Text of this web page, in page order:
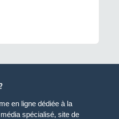
en ligne dédiée à la
spécialisé, site de